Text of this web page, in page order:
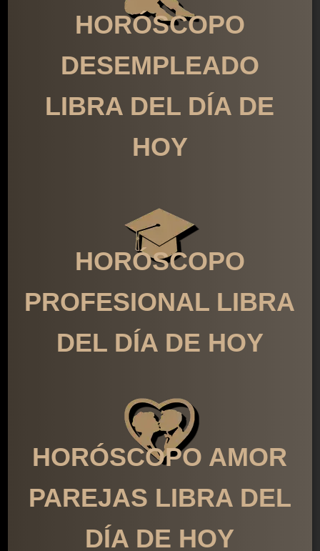
HORÓSCOPO
DESEMPLEADO
LIBRA DEL DÍA DE
HOY
HORÓSCOPO
PROFESIONAL LIBRA
DEL DÍA DE HOY
HORÓSCOPO AMOR
PAREJAS LIBRA DEL
DÍA DE HOY